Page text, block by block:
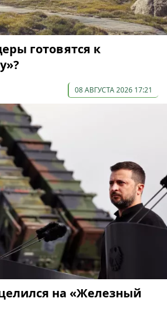
готовятся к
08 АВГУСТА 2026 17:21
на «Железный